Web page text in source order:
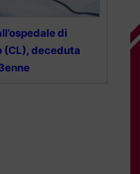
di
(CL), deceduta